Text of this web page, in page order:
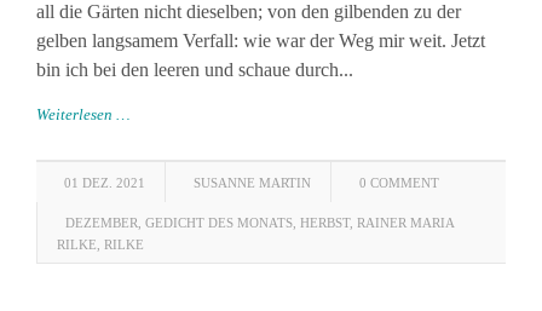
all die Gärten nicht dieselben; von den gilbenden zu der
gelben langsamem Verfall: wie war der Weg mir weit. Jetzt
bin ich bei den leeren und schaue durch...
Weiterlesen …
01 DEZ. 2021 SUSANNE MARTIN 0 COMMENT
DEZEMBER GEDICHT DES MONATS HERBST, RAINER MARIA
RILKE RILKE